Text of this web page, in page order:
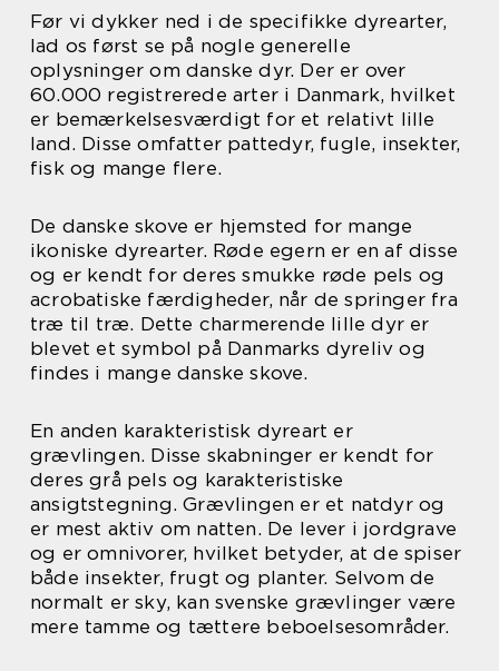
Før vi dykker ned i de specifikke dyrearter,
lad os først se på nogle generelle
oplysninger om danske dyr. Der er over
60.000 registrerede arter i Danmark, hvilket
er bemærkelsesværdigt for et relativt lille
land. Disse omfatter pattedyr, fugle, insekter,
fisk og mange flere.
De danske skove er hjemsted for mange
ikoniske dyrearter. Røde egern er en af disse
og er kendt for deres smukke røde pels og
acrobatiske færdigheder, når de springer fra
træ til træ. Dette charmerende lille dyr er
blevet et symbol på Danmarks dyreliv og
findes i mange danske skove.
En anden karakteristisk dyreart er
grævlingen. Disse skabninger er kendt for
deres grå pels og karakteristiske
ansigtstegning. Grævlingen er et natdyr og
er mest aktiv om natten. De lever i jordgrave
og er omnivorer, hvilket betyder, at de spiser
både insekter, frugt og planter. Selvom de
normalt er sky, kan svenske grævlinger være
mere tamme og tættere beboelsesområder.